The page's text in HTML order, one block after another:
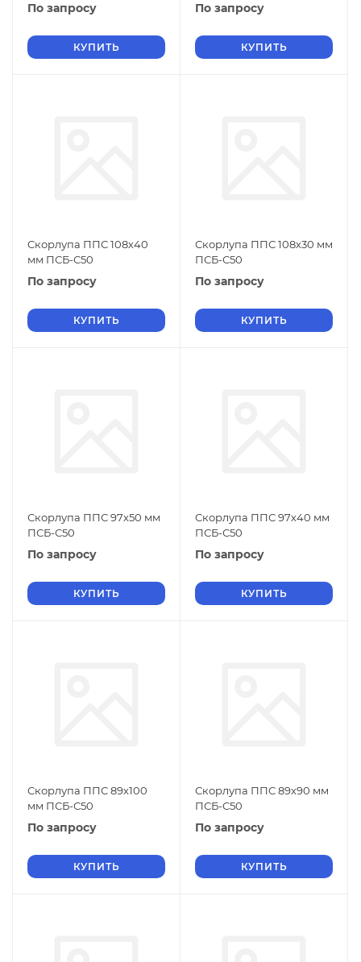
По запросу
КУПИТЬ
По запросу
КУПИТЬ
Скорлупа ППС 108х40
мм ПСБ-С50
По запросу
КУПИТЬ
Скорлупа ППС 108х30 мм
ПСБ-С50
По запросу
КУПИТЬ
Скорлупа ППС 97х50 мм
ПСБ-С50
По запросу
КУПИТЬ
Скорлупа ППС 97х40 мм
ПСБ-С50
По запросу
КУПИТЬ
Скорлупа ППС 89х100
мм ПСБ-С50
По запросу
КУПИТЬ
Скорлупа ППС 89х90 мм
ПСБ-С50
По запросу
КУПИТЬ